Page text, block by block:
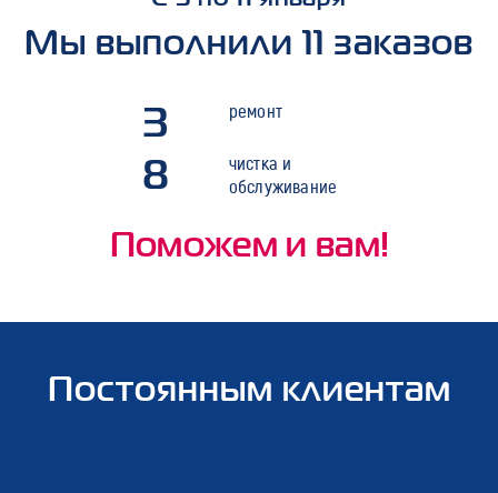
Мы выполнили 11 заказов
3 ремонт
8
чистка и
обслуживание
Поможем и вам!
Постоянным клиентам